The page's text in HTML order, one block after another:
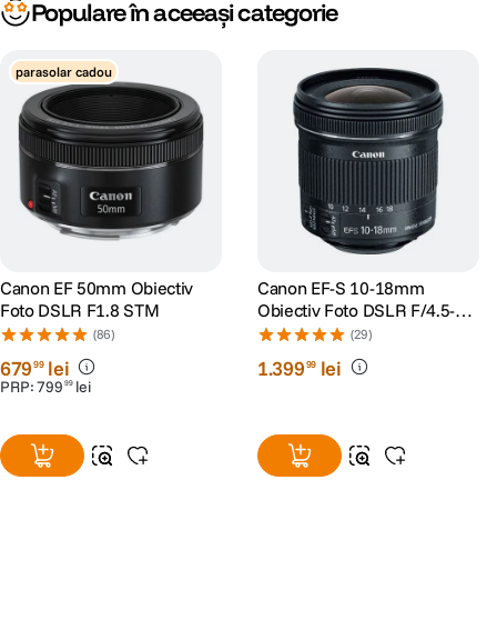
Populare în aceeași categorie
parasolar cadou
Canon EF 50mm Obiectiv
Foto DSLR F1.8 STM
(86)
67999 lei
PRP:799 99 lei
Canon EF-S 10-18mm
Obiectiv Foto DSLR F/4.5-5.6
IS STM
(29)
1.39999 lei